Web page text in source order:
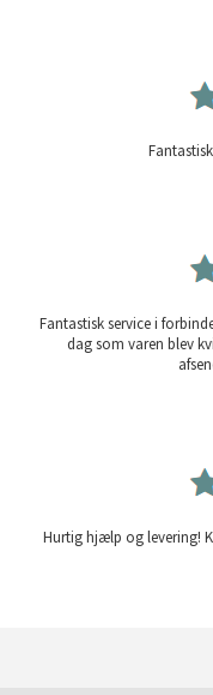
Fantastisk service i
dag som varen blev
Hurtig hjælp og levering!